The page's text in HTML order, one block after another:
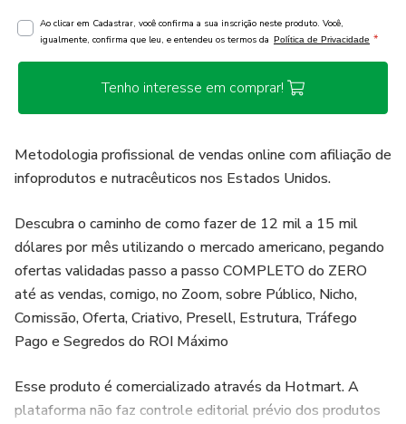
Ao clicar em Cadastrar, você confirma a sua inscrição neste produto. Você,
igualmente, confirma que leu, e entendeu os termos da Política de Privacidade *
Tenho interesse em comprar!
Metodologia profissional de vendas online com afiliação de
infoprodutos e nutracêuticos nos Estados Unidos.
Descubra o caminho de como fazer de 12 mil a 15 mil
dólares por mês utilizando o mercado americano, pegando
ofertas validadas passo a passo COMPLETO do ZERO
até as vendas, comigo, no Zoom, sobre Público, Nicho,
Comissão, Oferta, Criativo, Presell, Estrutura, Tráfego
Pago e Segredos do ROI Máximo
Esse produto é comercializado através da Hotmart. A
plataforma não faz controle editorial prévio dos produtos